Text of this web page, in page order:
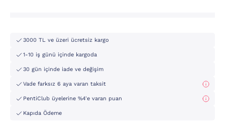
3000 TL ve üzeri ücretsiz kargo
1-10 iş günü içinde kargoda
30 gün içinde iade ve değişim
Vade farksız 6 aya varan taksit
PentiClub üyelerine %4'e varan puan
Kapıda Ödeme